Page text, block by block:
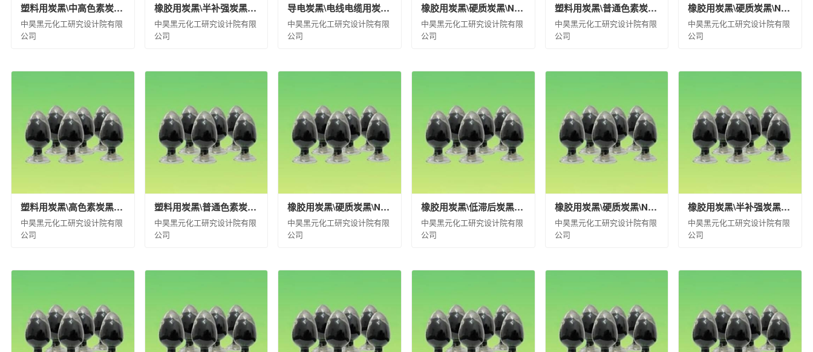
杭州水处理技术研究开发中心有限公司
扬州中化化雨环保有限公司 中蓝连海设计研究院有限公司 中蓝长化工程科技有限公司
北京蓝星清洗有限公司
中化环境水务（北京）有限公司
兰州蓝星清洗有限公司 宿迁化雨环保有限公司 沈阳中化化成环保科技有限公司
中化环信环境工程（上海）有限公司
江西星火航天新材料有限公司
风神轮胎股份有限公司 青岛橡六输送带有限公司 上海克劳斯玛菲机械有限公司
天华化工机械及自动化研究设计院有限公司
沈阳汽车车桥制造有限公司
华夏汉华化工装备有限公司 北京宏远南口创新技术有限公司 中国化工信息中心有限公司
昊华化工科技集团股份有限公司
中化石油安徽有限公司
中化国际石油（天津）有限公司 中化石油广东有限公司 中化石油安徽六安有限公司
黑龙江省龙德石油销售有限公司
中化石油江苏有限公司
中化石油上海有限公司 中化石油河南有限公司 中化石油江苏无锡有限公司 中化石油辽宁有限公司
中化石油浙江有限公司
中化石油福建有限公司
中化健康产业发展有限公司 中化国际(控股)股份有限公司产业资源事业部 中化国际新材料（河北）有限公司
中化石油山东有限公司
江西中化石油成品油销售有限公司
山东昌邑石化有限公司 中化石油华北（山东）有限公司 山东华星石油化工集团有限公司
中化石油湖北有限公司
正和集团股份有限公司
大庆中蓝石化有限公司 中化能源科技有限公司
塑料用炭黑\中高色素炭黑\R4\袋装(kg)\20\合格品
中昊黑元化工研究设计院有限
公司
橡胶用炭黑\半补强炭黑\N774\袋装(kg)\1000\合格品
中昊黑元化工研究设计院有限
公司
导电炭黑\电线电缆用炭黑\Li-90\袋装(kg)\20\合格品
中昊黑元化工研究设计院有限
公司
橡胶用炭黑\硬质炭黑\N330\袋装(kg)\500\合格品
中昊黑元化工研究设计院有限
公司
塑料用炭黑\普通色素炭黑\CM-6\袋装(kg)\20\合格品
中昊黑元化工研究设计院有限
公司
橡胶用炭黑\硬质炭黑\N220\袋装(kg)\500\合格品
中昊黑元化工研究设计院有限
公司
塑料用炭黑\高色素炭黑\R1\袋装(kg)\20\合格品
中昊黑元化工研究设计院有限
公司
塑料用炭黑\普通色素炭黑\CM-3\袋装(kg)\20\合格品
中昊黑元化工研究设计院有限
公司
橡胶用炭黑\硬质炭黑\N330\袋装(kg)\25\合格品
中昊黑元化工研究设计院有限
公司
橡胶用炭黑\低滞后炭黑\DZ-13\袋装(kg)\20\合格品
中昊黑元化工研究设计院有限
公司
橡胶用炭黑\硬质炭黑\N330\袋装(kg)\1000\合格品
中昊黑元化工研究设计院有限
公司
橡胶用炭黑\半补强炭黑\N774\袋装(kg)\20\合格品
中昊黑元化工研究设计院有限
公司